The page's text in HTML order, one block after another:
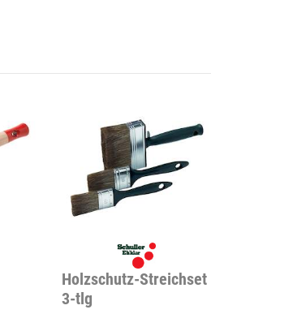
Holzschutz-Streichset
3-tlg